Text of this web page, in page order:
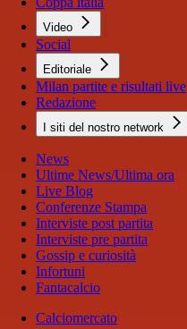
Video
Social
Editoriale
Milan partite e risultati live
Redazione
I siti del nostro network
News
Ultime News/Ultima ora
Live Blog
Conferenze Stampa
Interviste post partita
Interviste pre partita
Gossip e curiosità
Infortuni
Fantacalcio
Calciomercato